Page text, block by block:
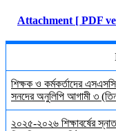
Attachment [ PDF
শিক্ষক ও কর্মকর্তাদের
সনদের অনুলিপি আগামী ৩
২০২৫-২০২৬ শিক্ষাবর্ষের